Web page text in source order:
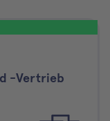
-Vertrieb